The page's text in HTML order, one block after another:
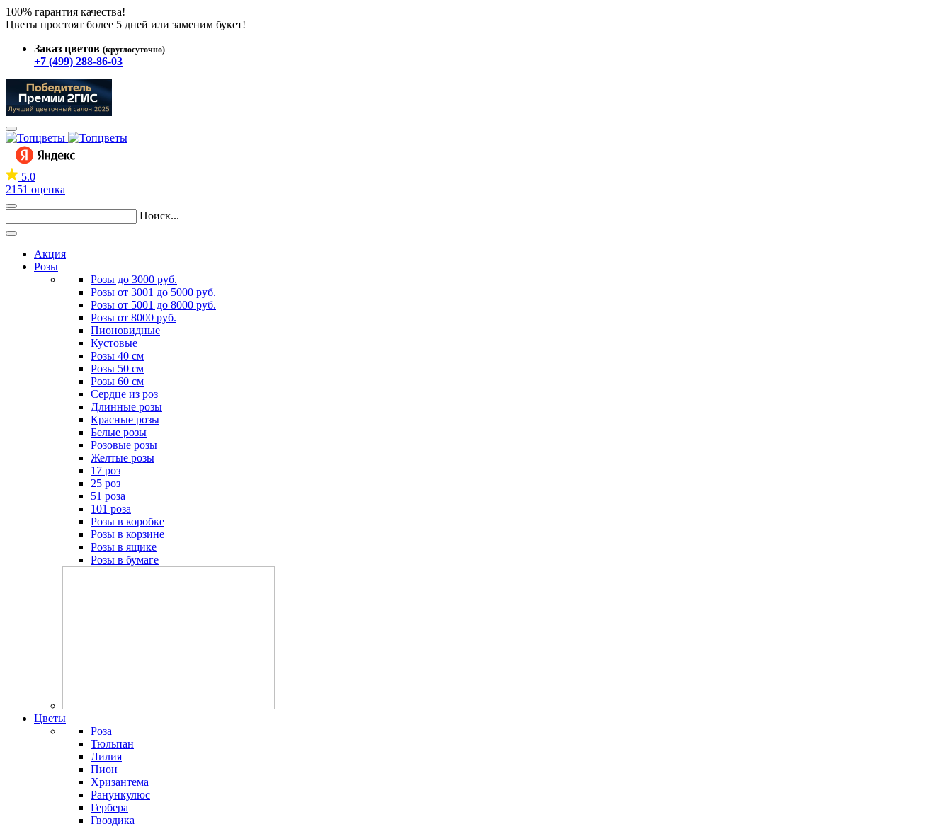
100% гарантия качества!
Цветы простоят более 5 дней или заменим букет!
Заказ цветов (круглосуточно)
+7 (499) 288-86-03
5.0
2151 оценка
Поиск...
Акция
Розы
Розы до 3000 руб.
Розы от 3001 до 5000 руб.
Розы от 5001 до 8000 руб.
Розы от 8000 руб.
Пионовидные
Кустовые
Розы 40 см
Розы 50 см
Розы 60 см
Сердце из роз
Длинные розы
Красные розы
Белые розы
Розовые розы
Желтые розы
17 роз
25 роз
51 роза
101 роза
Розы в коробке
Розы в корзине
Розы в ящике
Розы в бумаге
Цветы
Роза
Тюльпан
Лилия
Пион
Хризантема
Ранункулюс
Гербера
Гвоздика